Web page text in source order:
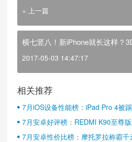
« 上一篇
横七竖八！新iPhone就长这样？
2017-05-03 14:47:17
相关推荐
7月iOS设备性能榜：iPad Pro 4被
7月安卓好评榜：REDMI K90至尊
半壁江山
7月安卓性价比榜：摩托罗拉称霸